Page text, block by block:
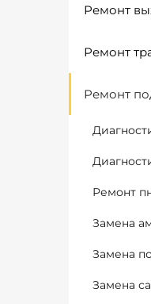
Ремонт
Ремонт
Ремонт
Ремонт
Замена
Замена
Замена